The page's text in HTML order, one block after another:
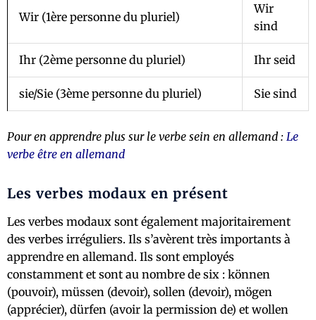
Wir (1ère personne du pluriel)
Wir
sind
Ihr (2ème personne du pluriel) Ihr seid
sie/Sie (3ème personne du pluriel) Sie sind
Pour en apprendre plus sur le verbe sein en allemand : Le
verbe être en allemand
Les verbes modaux en présent
Les verbes modaux sont également majoritairement
des verbes irréguliers. Ils s’avèrent très importants à
apprendre en allemand. Ils sont employés
constamment et sont au nombre de six : können
(pouvoir), müssen (devoir), sollen (devoir), mögen
(apprécier), dürfen (avoir la permission de) et wollen